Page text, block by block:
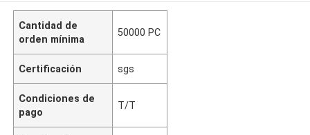
Cantidad de
orden mínima
50000 PC
Certificación sgs
Condiciones de
pago
T/T